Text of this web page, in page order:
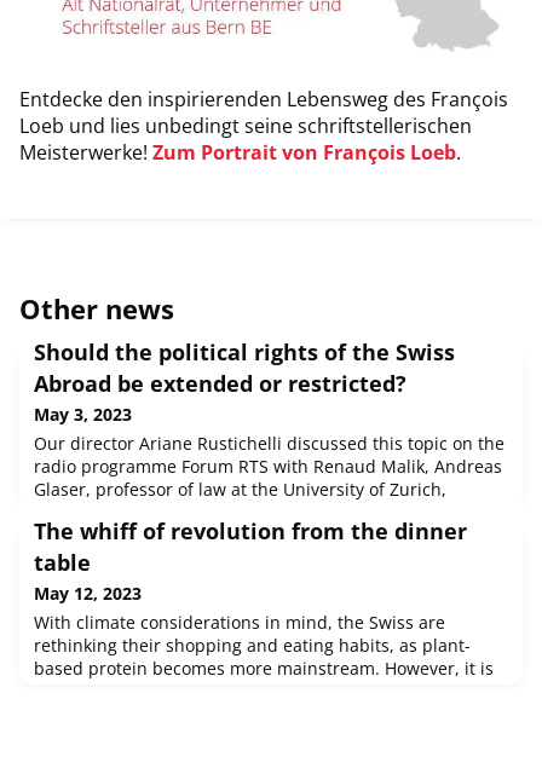
Entdecke den inspirierenden Lebensweg des François
Loeb und lies unbedingt seine schriftstellerischen
Meisterwerke! Zum Portrait von François Loeb.
Other news
Should the political rights of the Swiss
Abroad be extended or restricted?
May 3, 2023
Our director Ariane Rustichelli discussed this topic on the
radio programme Forum RTS with Renaud Malik, Andreas
Glaser, professor of law at the University of Zurich,
Sheba Cortie, a Swiss Abroad. Watch the video of the
discussion here (in French).And learn more about
The whiff of revolution from the dinner
table
May 12, 2023
With climate considerations in mind, the Swiss are
rethinking their shopping and eating habits, as plant-
based protein becomes more mainstream. However, it is